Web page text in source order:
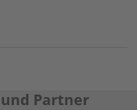
Partner